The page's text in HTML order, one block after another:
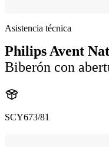
Asistencia técnica
Philips Avent
Biberón con
SCY673/81